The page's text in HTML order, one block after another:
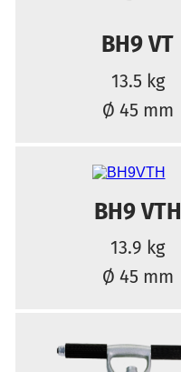
BH9 VT
13.5 kg
Ø 45 mm
BH9 VTH
13.9 kg
Ø 45 mm